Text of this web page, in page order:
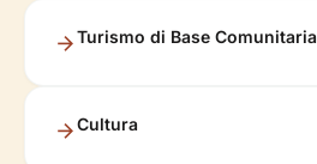
Turismo di Base Comunitaria
Cultura